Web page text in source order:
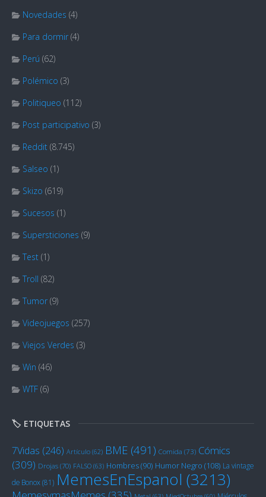
Novedades (4)
Para dormir (4)
Perú (62)
Polémico (3)
Politiqueo (112)
Post participativo (3)
Reddit (8.745)
Salseo (1)
Skizo (619)
Sucesos (1)
Supersticiones (9)
Test (1)
Troll (82)
Tumor (9)
Videojuegos (257)
Viejos Verdes (3)
Win (46)
WTF (6)
🏷️ ETIQUETAS
7Vidas (246) Artículo (62) BME (491) Comida (73) Cómics
(309) Drojas (70) FALSO (63) Hombres(90) Humor Negro (108) La vintage
de Bonox(81) MemesEnEspanol (3213)